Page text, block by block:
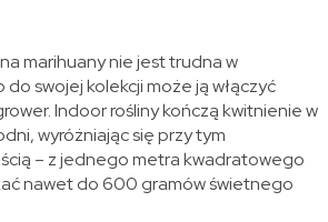
marihuany nie jest trudna w
swojej kolekcji może ją włączyć
Indoor rośliny kończą kwitnienie w
wyróżniając się przy tym
– z jednego metra kwadratowego
nawet do 600 gramów świetnego